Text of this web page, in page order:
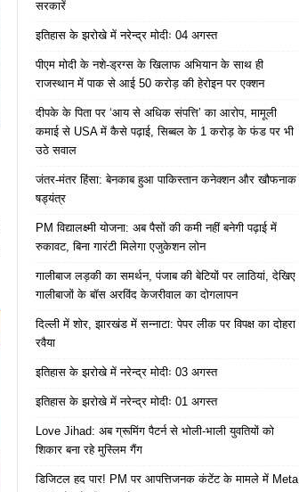
सरकारें
इतिहास के झरोखे में नरेन्द्र मोदीः 04 अगस्त
पीएम मोदी के नशे-ड्रग्स के खिलाफ अभियान के साथ ही
राजस्थान में पाक से आई 50 करोड़ की हेरोइन पर एक्शन
दीपके के पिता पर ‘आय से अधिक संपत्ति’ का आरोप, मामूली
कमाई से USA में कैसे पढ़ाई, सिब्बल के 1 करोड़ के फंड पर भी
उठे सवाल
जंतर-मंतर हिंसा: बेनकाब हुआ पाकिस्तान कनेक्शन और खौफनाक
षड्यंत्र
PM विद्यालक्ष्मी योजना: अब पैसों की कमी नहीं बनेगी पढ़ाई में
रुकावट, बिना गारंटी मिलेगा एजुकेशन लोन
गालीबाज लड़की का समर्थन, पंजाब की बेटियों पर लाठियां, देखिए
गालीबाजों के बॉस अरविंद केजरीवाल का दोगलापन
दिल्ली में शोर, झारखंड में सन्नाटा: पेपर लीक पर विपक्ष का दोहरा
रवैया
इतिहास के झरोखे में नरेन्द्र मोदीः 03 अगस्त
इतिहास के झरोखे में नरेन्द्र मोदीः 01 अगस्त
Love Jihad: अब ग्रूमिंग पैटर्न से भोली-भाली युवतियों को
शिकार बना रहे मुस्लिम गैंग
डिजिटल हद पार! PM पर आपत्तिजनक कंटेंट के मामले में Meta